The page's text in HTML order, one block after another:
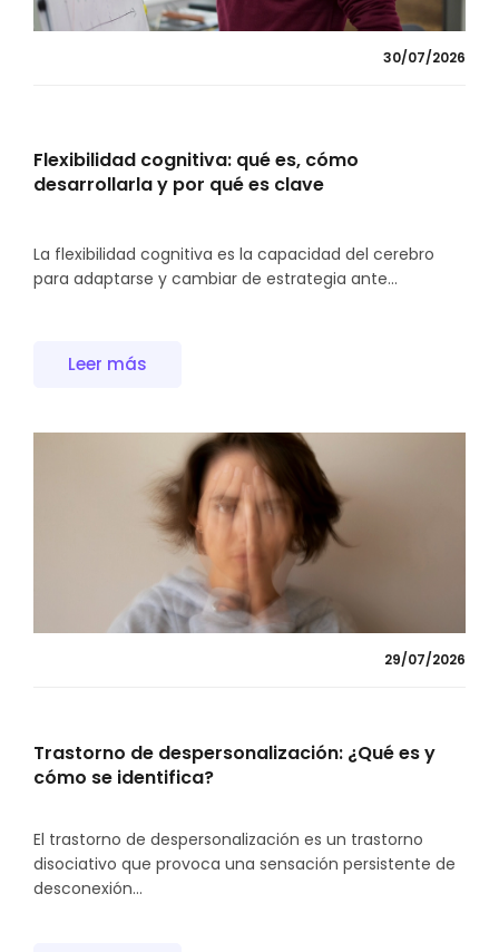
30/07/2026
Flexibilidad cognitiva: qué es, cómo
desarrollarla y por qué es clave
La flexibilidad cognitiva es la capacidad del cerebro
para adaptarse y cambiar de estrategia ante...
Leer más
29/07/2026
Trastorno de despersonalización: ¿Qué es y
cómo se identifica?
El trastorno de despersonalización es un trastorno
disociativo que provoca una sensación persistente de
desconexión...